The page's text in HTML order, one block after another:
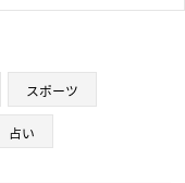
スポーツ
占い